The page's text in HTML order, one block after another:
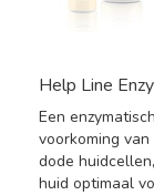
Help Line
Een
voorkoming
dode
huid optimaal